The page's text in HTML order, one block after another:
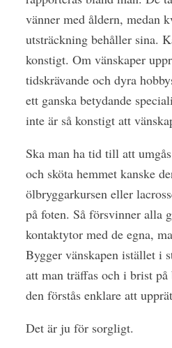
vänner med åldern, medan
utsträckning behåller sina.
konstigt. Om vänskaper
tidskrävande och dyra
ett ganska betydande
inte är så konstigt att
Ska man ha tid till att
och sköta hemmet kanske
ölbryggarkursen eller
på foten. Så försvinner alla
kontaktytor med de egna,
Bygger vänskapen istället i
att man träffas och i brist på
den förstås enklare att
Det är ju för sorgligt.